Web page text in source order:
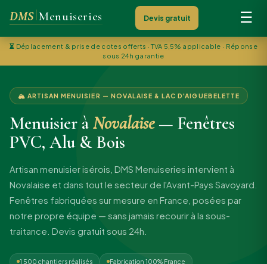
DMS Menuiseries Devis gratuit ☰
⏳ Déplacement & prise de cotes offerts · TVA 5,5% applicable · Réponse
sous 24h garantie
🏔 ARTISAN MENUISIER — NOVALAISE & LAC D'AIGUEBELETTE
Menuisier à Novalaise— Fenêtres
PVC, Alu & Bois
Artisan menuisier isérois, DMS Menuiseries intervient à
Novalaise et dans tout le secteur de l'Avant-Pays Savoyard.
Fenêtres fabriquées sur mesure en France, posées par
notre propre équipe — sans jamais recourir à la sous-
traitance. Devis gratuit sous 24h.
1 500 chantiers réalisés Fabrication 100% France